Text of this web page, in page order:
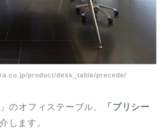
product/desk_table/precede/
のオフィステーブル、
「プリシー
します。